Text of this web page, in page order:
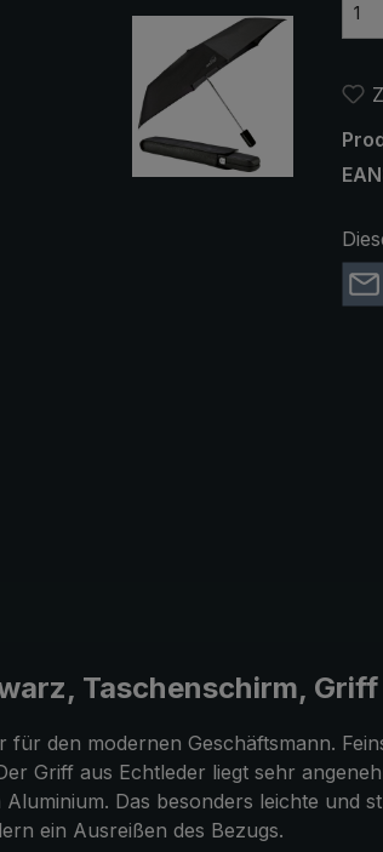
Taschenschirm,
den modernen Geschäftsmann.
Griff aus Echtleder liegt sehr
Das besonders leichte und
ein Ausreißen des Bezugs.